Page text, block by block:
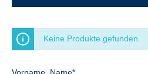
Keine Produkte gefunden.